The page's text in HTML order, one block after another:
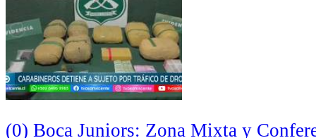
(0) Boca Juniors: Zona Mixta y